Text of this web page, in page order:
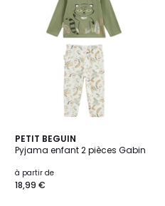
PETIT BEGUIN
Pyjama enfant 2 pièces Gabin
à partir de
18,99 €